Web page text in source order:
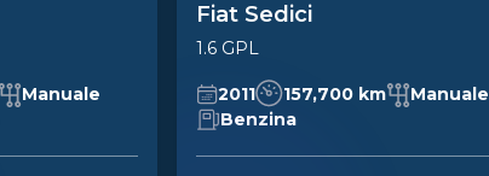
Manuale
Fiat Sedici
1.6 GPL
2011 157,700 km
Manuale
Benzina